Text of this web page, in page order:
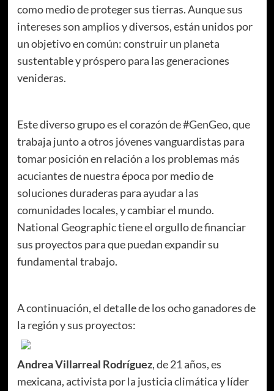
como medio de proteger sus tierras. Aunque sus
intereses son amplios y diversos, están unidos por
un objetivo en común: construir un planeta
sustentable y próspero para las generaciones
venideras.
Este diverso grupo es el corazón de #GenGeo, que
trabaja junto a otros jóvenes vanguardistas para
tomar posición en relación a los problemas más
acuciantes de nuestra época por medio de
soluciones duraderas para ayudar a las
comunidades locales, y cambiar el mundo.
National Geographic tiene el orgullo de financiar
sus proyectos para que puedan expandir su
fundamental trabajo.
A continuación, el detalle de los ocho ganadores de
la región y sus proyectos:
Andrea Villarreal Rodríguez,de 21 años, es
mexicana, activista por la justicia climática y líder